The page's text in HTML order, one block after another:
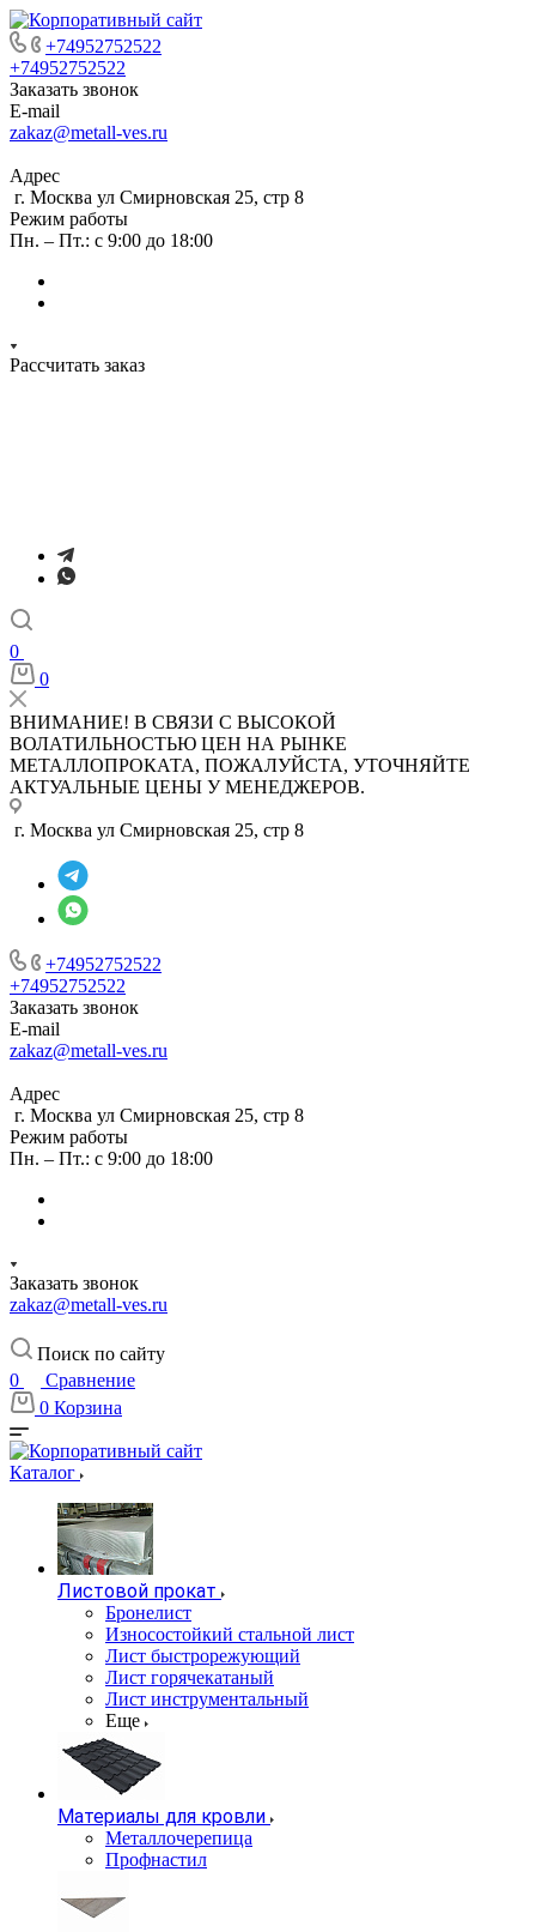
+74952752522
+74952752522
Заказать звонок
E-mail
zakaz@metall-ves.ru
Адрес
г. Москва ул Смирновская 25, стр 8
Режим работы
Пн. – Пт.: с 9:00 до 18:00
Рассчитать заказ
0
0
ВНИМАНИЕ! В СВЯЗИ С ВЫСОКОЙ
ВОЛАТИЛЬНОСТЬЮ ЦЕН НА РЫНКЕ
МЕТАЛЛОПРОКАТА, ПОЖАЛУЙСТА, УТОЧНЯЙТЕ
АКТУАЛЬНЫЕ ЦЕНЫ У МЕНЕДЖЕРОВ.
г. Москва ул Смирновская 25, стр 8
+74952752522
+74952752522
Заказать звонок
E-mail
zakaz@metall-ves.ru
Адрес
г. Москва ул Смирновская 25, стр 8
Режим работы
Пн. – Пт.: с 9:00 до 18:00
Заказать звонок
zakaz@metall-ves.ru
Поиск по сайту
0
Сравнение
0 Корзина
Каталог
Листовой прокат
Бронелист
Износостойкий стальной лист
Лист быстрорежующий
Лист горячекатаный
Лист инструментальный
Еще
Материалы для кровли
Металлочерепица
Профнастил